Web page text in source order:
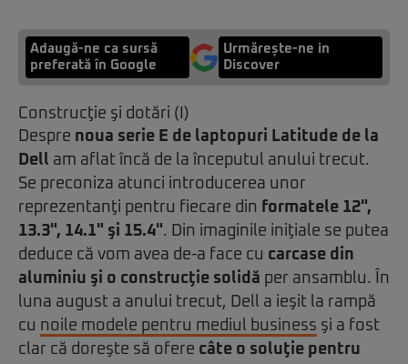
Adaugă-ne ca sursă
preferată în Google
Urmărește-ne in
Discover
Construcţie şi dotări (I)
Despre noua serie E de laptopuri Latitude de la
Dell am aflat încă de la începutul anului trecut.
Se preconiza atunci introducerea unor
reprezentanţi pentru fiecare din formatele 12",
13.3", 14.1" şi 15.4". Din imaginile iniţiale se putea
deduce că vom avea de-a face cu carcase din
aluminiu şi o construcţie solidă per ansamblu. În
luna august a anului trecut, Dell a ieşit la rampă
cu noile modele pentru mediul business şi a fost
clar că doreşte să ofere câte o soluţie pentru